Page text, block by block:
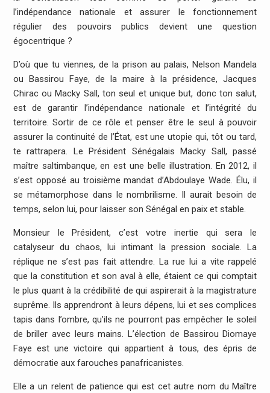
l’indépendance nationale et assurer le fonctionnement
régulier des pouvoirs publics devient une question
égocentrique ?
D’où que tu viennes, de la prison au palais, Nelson Mandela
ou Bassirou Faye, de la maire à la présidence, Jacques
Chirac ou Macky Sall, ton seul et unique but, donc ton salut,
est de garantir l’indépendance nationale et l’intégrité du
territoire. Sortir de ce rôle et penser être le seul à pouvoir
assurer la continuité de l’État, est une utopie qui, tôt ou tard,
te rattrapera. Le Président Sénégalais Macky Sall, passé
maître saltimbanque, en est une belle illustration. En 2012, il
s’est opposé au troisième mandat d’Abdoulaye Wade. Élu, il
se métamorphose dans le nombrilisme. Il aurait besoin de
temps, selon lui, pour laisser son Sénégal en paix et stable.
Monsieur le Président, c’est votre inertie qui sera le
catalyseur du chaos, lui intimant la pression sociale. La
réplique ne s’est pas fait attendre. La rue lui a vite rappelé
que la constitution et son aval à elle, étaient ce qui comptait
le plus quant à la crédibilité de qui aspirerait à la magistrature
suprême. Ils apprendront à leurs dépens, lui et ses complices
tapis dans l’ombre, qu’ils ne pourront pas empêcher le soleil
de briller avec leurs mains. L’élection de Bassirou Diomaye
Faye est une victoire qui appartient à tous, des épris de
démocratie aux farouches panafricanistes.
Elle a un relent de patience qui est cet autre nom du Maître